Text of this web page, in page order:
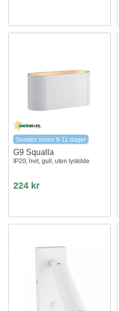
Sendes innen 9-11 dager
G9 Squalla
IP20, hvit, gull, uten lyskilde
224 kr